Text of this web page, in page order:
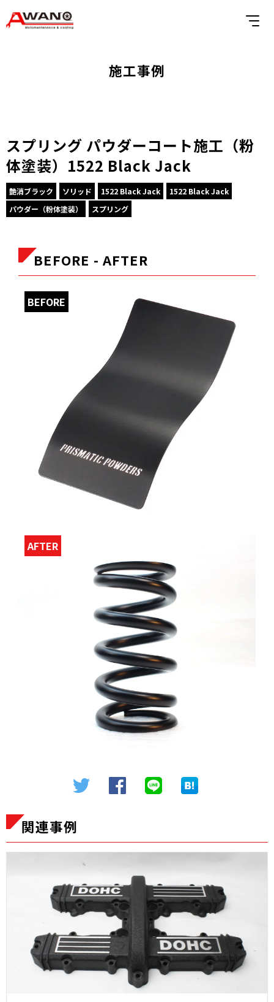
施工事例
スプリング パウダーコート施工（粉
体塗装）1522 Black Jack
艶消ブラック ソリッド 1522 Black Jack
1522 Black Jack
パウダー（粉体塗装）
スプリング
BEFORE - AFTER
BEFORE
AFTER
関連事例